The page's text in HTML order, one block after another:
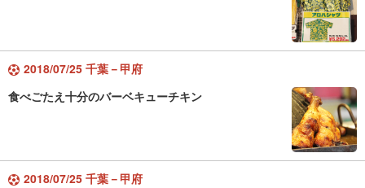
2018/07/25 千葉－甲府
食べごたえ十分のバーベキューチキン
2018/07/25 千葉－甲府